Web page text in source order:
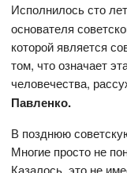
Исполнилось сто
основателя
которой является
том, что означает
человечества,
Павленко.
В позднюю
Многие просто не
Казалось, это не